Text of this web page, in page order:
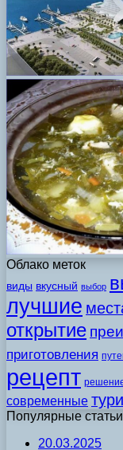
Облако меток
виды вкусный выбор
лучшие
открытие
приготовления
рецепт
современные
Популярные статьи
20.03.2025